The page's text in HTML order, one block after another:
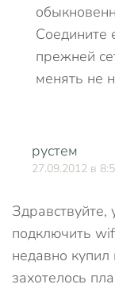
Соедините
прежней
менять не
рустем
27.09.2012 в
подключить
недавно
захотелось